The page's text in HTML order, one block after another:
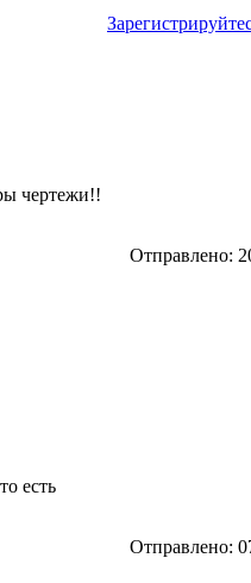
чертежи!!
Отправлено:
есть
Отправлено: